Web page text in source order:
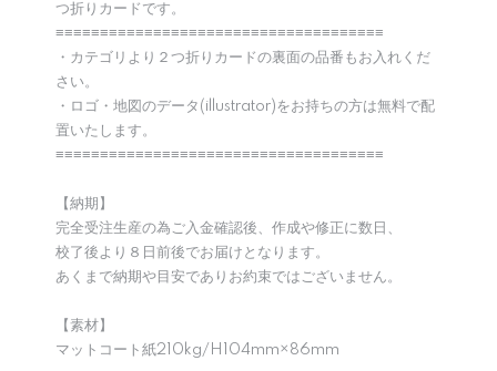
つ折りカードです。
≡≡≡≡≡≡≡≡≡≡≡≡≡≡≡≡≡≡≡≡≡≡≡≡≡≡≡≡≡≡≡≡≡≡≡≡≡
・カテゴリより２つ折りカードの裏面の品番もお入れくだ
さい。
・ロゴ・地図のデータ(illustrator)をお持ちの方は無料で配
置いたします。
≡≡≡≡≡≡≡≡≡≡≡≡≡≡≡≡≡≡≡≡≡≡≡≡≡≡≡≡≡≡≡≡≡≡≡≡≡
【納期】
完全受注生産の為ご入金確認後、作成や修正に数日、
校了後より８日前後でお届けとなります。
あくまで納期や目安でありお約束ではございません。
【素材】
マットコート紙210kg/H104mm×86mm